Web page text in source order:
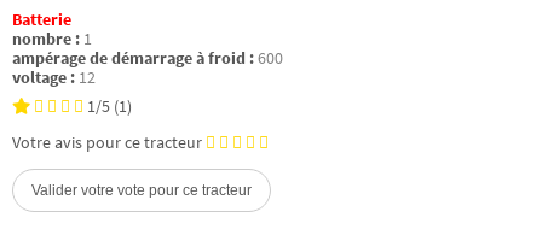
Batterie
nombre : 1
ampérage de démarrage à froid :600
voltage : 12
1/5 (1)
Votre avis pour ce tracteur